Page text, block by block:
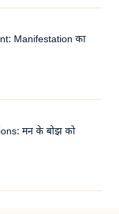
Manifestation का
मन के बोझ को